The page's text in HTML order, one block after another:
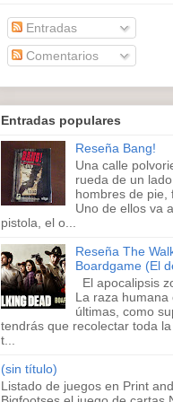
Entradas
Comentarios
Entradas populares
Reseña Bang!
Una calle
rueda de un
hombres de pie,
Uno de ellos va
pistola, el o...
Reseña The
Boardgame (El
El apocalipsis
La raza humana
últimas, como
tendrás que recolectar toda
t...
(sin título)
Listado de juegos en Print